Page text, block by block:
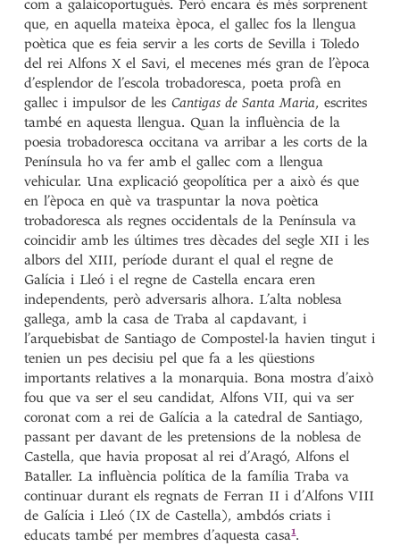
com a galaicoportuguès. Però encara és més sorprenent
que, en aquella mateixa època, el gallec fos la llengua
poètica que es feia servir a les corts de Sevilla i Toledo
del rei Alfons X el Savi, el mecenes més gran de l’època
d’esplendor de l’escola trobadoresca, poeta profà en
gallec i impulsor de lesCantigas de Santa Maria, escrites
també en aquesta llengua. Quan la influència de la
poesia trobadoresca occitana va arribar a les corts de la
Península ho va fer amb el gallec com a llengua
vehicular. Una explicació geopolítica per a això és que
en l’època en què va traspuntar la nova poètica
trobadoresca als regnes occidentals de la Península va
coincidir amb les últimes tres dècades del segle XII i les
albors del XIII, període durant el qual el regne de
Galícia i Lleó i el regne de Castella encara eren
independents, però adversaris alhora. L’alta noblesa
gallega, amb la casa de Traba al capdavant, i
l’arquebisbat de Santiago de Compostel·la havien tingut i
tenien un pes decisiu pel que fa a les qüestions
importants relatives a la monarquia. Bona mostra d’això
fou que va ser el seu candidat, Alfons VII, qui va ser
coronat com a rei de Galícia a la catedral de Santiago,
passant per davant de les pretensions de la noblesa de
Castella, que havia proposat al rei d’Aragó, Alfons el
Bataller. La influència política de la família Traba va
continuar durant els regnats de Ferran II i d’Alfons VIII
de Galícia i Lleó (IX de Castella), ambdós criats i
educats també per membres d’aquestacasa1.